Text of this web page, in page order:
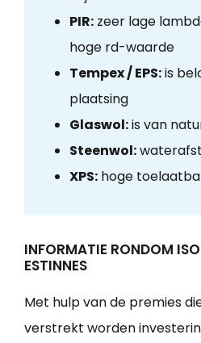
PIR:zeer lage
hoge rd-waarde
Tempex / EPS:is
plaatsing
Glaswol:is van
Steenwol:
XPS:hoge
INFORMATIE RONDOM
ESTINNES
Met hulp van de premies
verstrekt worden